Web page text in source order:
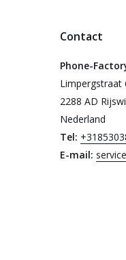
Contact
Phone-
2288 AD
Nederland
Tel:
E-mail: